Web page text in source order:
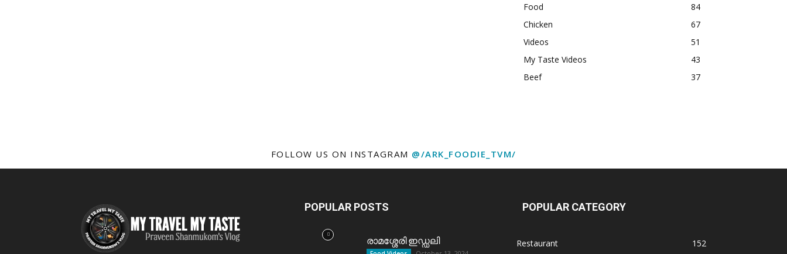
Food
84
Chicken
67
Videos
51
My Taste Videos
43
Beef
37
FOLLOW US ON INSTAGRAM @/ARK_FOODIE_TVM/
POPULAR POSTS
രാമശ്ശേരി ഇഡ്ഡലി
POPULAR CATEGORY
Restaurant 152